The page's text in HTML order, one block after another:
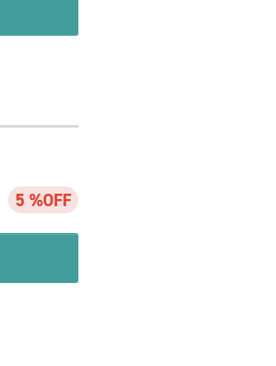
5 %OFF